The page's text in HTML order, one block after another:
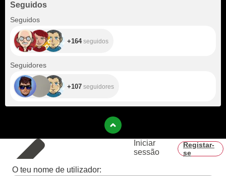
Seguidos
Seguidos
+164seguidos
Seguidores
+107 seguidores
Iniciar
sessão
Registar-
se
O teu nome de utilizador: